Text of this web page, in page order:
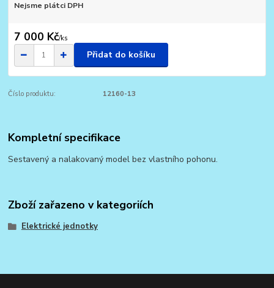
Nejsme plátci DPH
7 000 Kč/ks
Přidat do košíku
Číslo produktu: 12160-13
Kompletní specifikace
Sestavený a nalakovaný model bez vlastního pohonu.
Zboží zařazeno v kategoriích
Elektrické jednotky